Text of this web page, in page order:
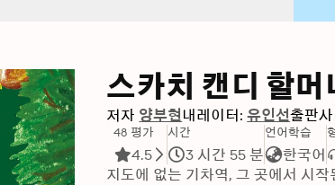
스카치 캔디 할
저자 양부현내레이터: 유인선출판사
48 평가
4.5
시간
3 시간 55 분
언어학습
한국어
지도에 없는 기차역, 그 곳에서 시작